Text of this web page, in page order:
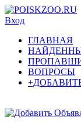
Вход
ГЛАВНАЯ
ВОПРОСЫ